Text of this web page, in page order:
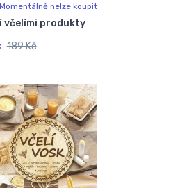
Momentálně nelze koupit
včelími produkty
189 Kč